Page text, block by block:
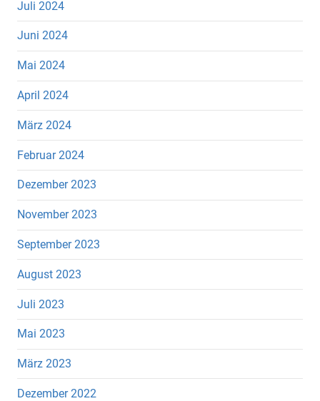
Juli 2024
Juni 2024
Mai 2024
April 2024
März 2024
Februar 2024
Dezember 2023
November 2023
September 2023
August 2023
Juli 2023
Mai 2023
März 2023
Dezember 2022